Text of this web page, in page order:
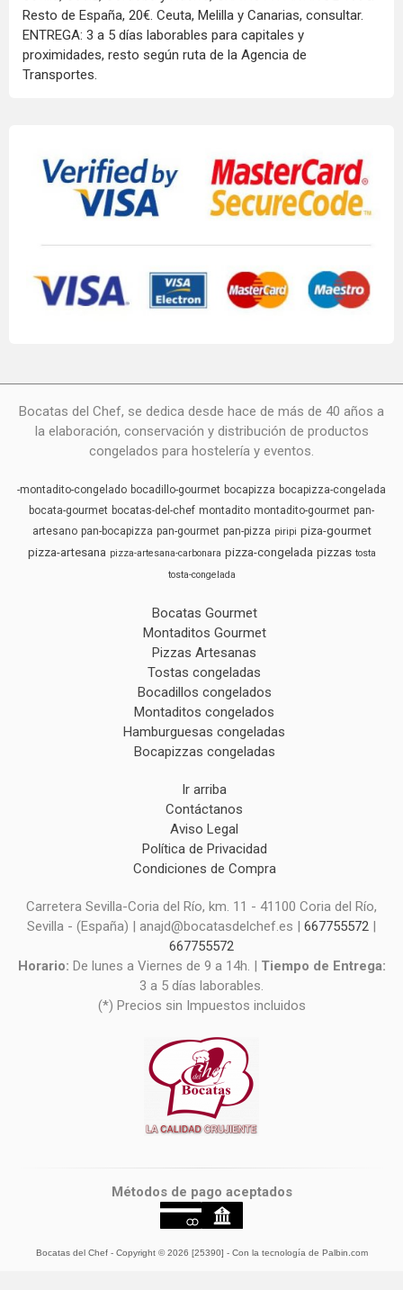
Resto de España, 20€. Ceuta, Melilla y Canarias, consultar.
ENTREGA: 3 a 5 días laborables para capitales y
proximidades, resto según ruta de la Agencia de
Transportes.
Bocatas del Chef, se dedica desde hace de más de 40 años a
la elaboración, conservación y distribución de productos
congelados para hostelería y eventos.
-montadito-congelado bocadillo-gourmet bocapizza bocapizza-congelada
bocata-gourmet bocatas-del-chef montadito montadito-gourmet pan-
artesano pan-bocapizza pan-gourmet pan-pizza piripi piza-gourmet
pizza-artesana pizza-artesana-carbonara pizza-congelada pizzas tosta
tosta-congelada
Bocatas Gourmet
Montaditos Gourmet
Pizzas Artesanas
Tostas congeladas
Bocadillos congelados
Montaditos congelados
Hamburguesas congeladas
Bocapizzas congeladas
Ir arriba
Contáctanos
Aviso Legal
Política de Privacidad
Condiciones de Compra
Carretera Sevilla-Coria del Río, km. 11 - 41100 Coria del Río,
Sevilla - (España) | anajd@bocatasdelchef.es | 667755572 |
667755572
Horario: De lunes a Viernes de 9 a 14h. | Tiempo de Entrega:
3 a 5 días laborables.
(*) Precios sin Impuestos incluidos
Métodos de pago aceptados
Bocatas del Chef- Copyright © 2026 [25390] - Con la tecnología de Palbin.com